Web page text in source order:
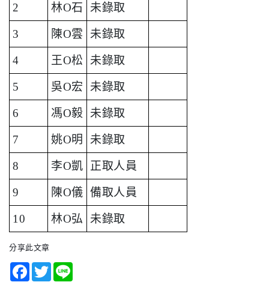
2 林O石 未錄取
3 陳O雲 未錄取
4 王O松 未錄取
5 吳O宏 未錄取
6 馮O毅 未錄取
7 姚O明 未錄取
8 李O凱 正取人員
9 陳O儀 備取人員
10 林O弘 未錄取
分享此文章
Facebook
Twitter